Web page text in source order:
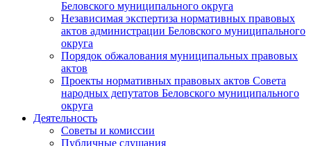
Беловского муниципального округа
Независимая экспертиза нормативных правовых
актов администрации Беловского муниципального
округа
Порядок обжалования муниципальных правовых
актов
Проекты нормативных правовых актов Совета
народных депутатов Беловского муниципального
округа
Деятельность
Советы и комиссии
Публичные слушания